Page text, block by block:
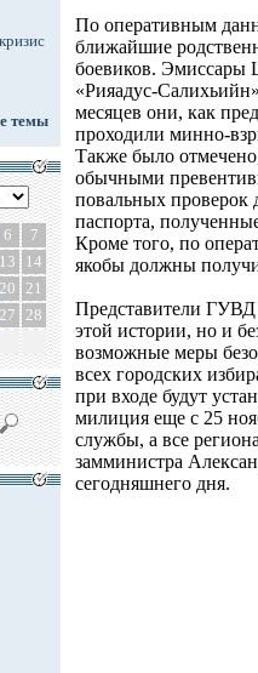
темы
6
7
13
14
20 21
27 28
По оперативным
ближайшие
боевиков. Эмиссары
«Рияадус-
месяцев они, как
проходили минно-
Также было
обычными
повальных проверок
паспорта,
Кроме того, по
якобы должны
Представители ГУВД
этой истории, но и
возможные меры
всех городских
при входе будут
милиция еще с 25
службы, а все
замминистра
сегодняшнего дня.